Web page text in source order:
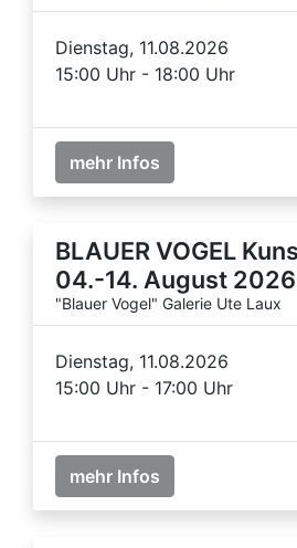
Dienstag, 11.08.2026
15:00 Uhr - 18:00 Uhr
mehr Infos
BLAUER VOGEL
04.-14. August 2026
"Blauer Vogel" Galerie Ute Laux
Dienstag, 11.08.2026
15:00 Uhr - 17:00 Uhr
mehr Infos